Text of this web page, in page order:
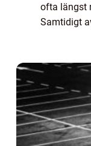
ofta längst
Samtidigt
motorväg...